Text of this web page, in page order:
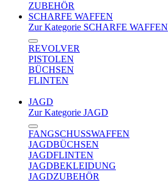
ZUBEHÖR
SCHARFE WAFFEN
Zur Kategorie SCHARFE WAFFEN
REVOLVER
PISTOLEN
BÜCHSEN
FLINTEN
JAGD
Zur Kategorie JAGD
FANGSCHUSSWAFFEN
JAGDBÜCHSEN
JAGDFLINTEN
JAGDBEKLEIDUNG
JAGDZUBEHÖR